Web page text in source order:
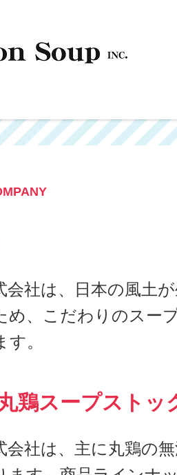
会社は、日本の風土
め、こだわりのスー
。
鶏スープストッ
会社は、主に丸鶏の